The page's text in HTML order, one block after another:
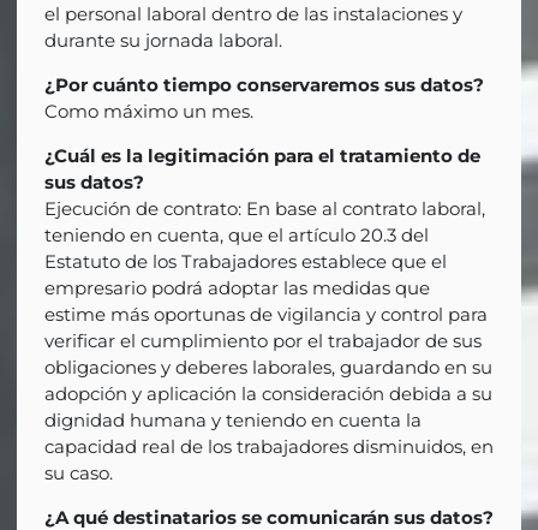
el personal laboral dentro de las instalaciones y
durante su jornada laboral.
¿Por cuánto tiempo conservaremos sus datos?
Como máximo un mes.
¿Cuál es la legitimación para el tratamiento de
sus datos?
Ejecución de contrato: En base al contrato laboral,
teniendo en cuenta, que el artículo 20.3 del
Estatuto de los Trabajadores establece que el
empresario podrá adoptar las medidas que
estime más oportunas de vigilancia y control para
verificar el cumplimiento por el trabajador de sus
obligaciones y deberes laborales, guardando en su
adopción y aplicación la consideración debida a su
dignidad humana y teniendo en cuenta la
capacidad real de los trabajadores disminuidos, en
su caso.
¿A qué destinatarios se comunicarán sus datos?